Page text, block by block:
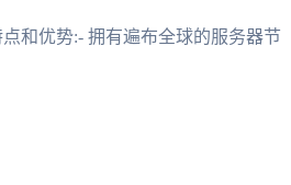
和优势:- 拥有遍布全球的服务器节